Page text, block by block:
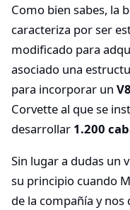
Como bien sabes, la
caracteriza por ser
modificado para
asociado una
para incorporar un
Corvette al que se
desarrollar 1.200
Sin lugar a dudas un
su principio cuando
de la compañía y